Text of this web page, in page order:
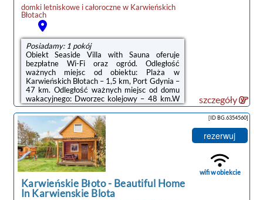
domki letniskowe i całorocznew Karwieńskich
Błotach
Posiadamy: 1 pokój
Obiekt Seaside Villa with Sauna oferuje
bezpłatne Wi-Fi oraz ogród. Odległość
ważnych miejsc od obiektu: Plaża w
Karwieńskich Błotach – 1,5 km, Port Gdynia –
47 km. Odległość ważnych miejsc od domu
wakacyjnego: Dworzec kolejowy – 48 km.W
domu wakacyjnym zapewniono kilka sypialni
(6), kilka łazienek (4), pościel, ręczniki,
jadalnię oraz kuchnię z pełnym
wyposażeniem. Do dyspozycji Gości jest
także telewizor z dostępem do kanałów
kablowych oraz taras z widokiem na
ogród.Obiekt Seaside Villa with Sauna oferuje
saunę.Lotnisko Lotnisko Gdańsk-Rębiechowo
znajduje się ...
szczegóły
Karwieńskie Błoto- Beautiful Home
In Karwienskie Blota
[ID BG.6354560]
rezerwuj
wifi w obiekcie